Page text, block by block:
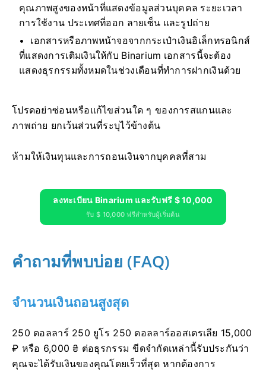
คุณภาพสูงของหน้าที่แสดงข้อมูลส่วนบุคคล ระยะเวลา
การใช้งาน ประเทศที่ออก ลายเซ็น และรูปถ่าย
เอกสารหรือภาพหน้าจอจากกระเป๋าเงินอิเล็กทรอนิกส์
ที่แสดงการเติมเงินให้กับ Binarium เอกสารนี้จะต้อง
แสดงธุรกรรมทั้งหมดในช่วงเดือนที่ทำการฝากเงินด้วย
โปรดอย่าซ่อนหรือแก้ไขส่วนใด ๆ ของการสแกนและ
ภาพถ่าย ยกเว้นส่วนที่ระบุไว้ข้างต้น
ห้ามให้เงินทุนและการถอนเงินจากบุคคลที่สาม
ลงทะเบียน Binarium และรับฟรี $ 10,000
รับ $ 10,000 ฟรีสำหรับผู้เริ่มต้น
คำถามที่พบบ่อย (FAQ)
จำนวนเงินถอนสูงสุด
250 ดอลลาร์ 250 ยูโร 250 ดอลลาร์ออสเตรเลีย 15,000
₽ หรือ 6,000 ₴ ต่อธุรกรรม ขีดจำกัดเหล่านี้รับประกันว่า
คุณจะได้รับเงินของคุณโดยเร็วที่สุด หากต้องการ